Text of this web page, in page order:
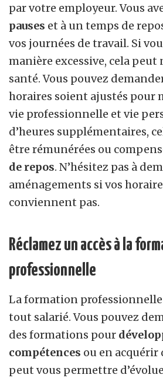
par votre employeur. Vous
pauses et à un temps de
vos journées de travail. Si
manière excessive, cela peut
santé. Vous pouvez
horaires soient ajustés pour
vie professionnelle et vie
d’heures supplémentaires,
être rémunérées ou
de repos. N’hésitez pas à
aménagements si vos
conviennent pas.
Réclamez un accès à la
professionnelle
La formation
tout salarié. Vous pouvez
des formations pour
compétences ou en acquérir
peut vous permettre